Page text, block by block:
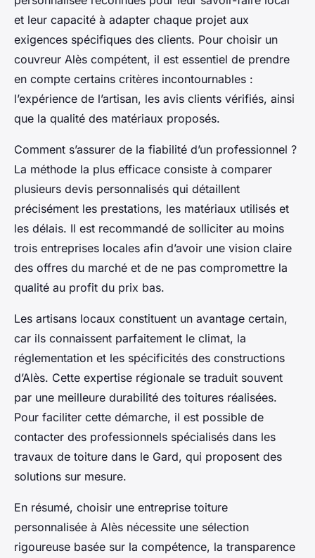
et leur capacité à adapter chaque projet aux
exigences spécifiques des clients. Pour choisir un
couvreur Alès compétent, il est essentiel de prendre
en compte certains critères incontournables :
l’expérience de l’artisan, les avis clients vérifiés, ainsi
que la qualité des matériaux proposés.
Comment s’assurer de la fiabilité d’un professionnel ?
La méthode la plus efficace consiste à comparer
plusieurs devis personnalisés qui détaillent
précisément les prestations, les matériaux utilisés et
les délais. Il est recommandé de solliciter au moins
trois entreprises locales afin d’avoir une vision claire
des offres du marché et de ne pas compromettre la
qualité au profit du prix bas.
Les artisans locaux constituent un avantage certain,
car ils connaissent parfaitement le climat, la
réglementation et les spécificités des constructions
d’Alès. Cette expertise régionale se traduit souvent
par une meilleure durabilité des toitures réalisées.
Pour faciliter cette démarche, il est possible de
contacter des professionnels spécialisés dans les
travaux de toiture dans le Gard, qui proposent des
solutions sur mesure.
En résumé, choisir une entreprise toiture
personnalisée à Alès nécessite une sélection
rigoureuse basée sur la compétence, la transparence